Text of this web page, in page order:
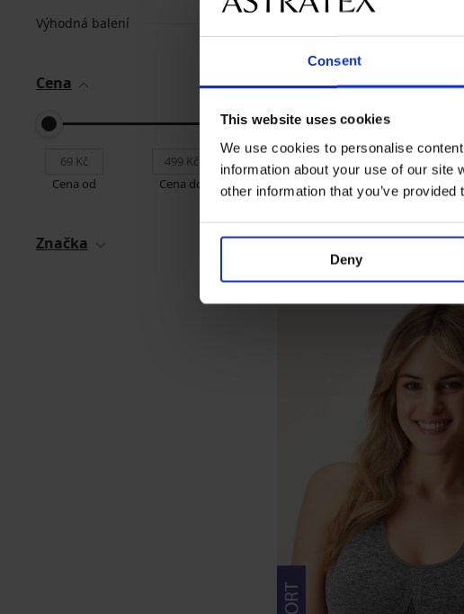
Consent
This website uses cookies
We use cookies to personalise
information about your use of our site
other information that you’ve
Deny
Výhodná balení
Cena
Cena od Cena do
Značka